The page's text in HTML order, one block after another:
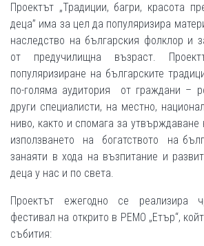
Проектът „Традиции, багри, красота
деца” има за цел да популяризира
наследство на българския фолклор и
от предучилищна възраст.
популяризиране на българските
по-голяма аудитория от граждани –
други специалисти, на местно,
ниво, както и спомага за утвърждаване
използването на богатството на
занаяти в хода на възпитание и
деца у нас и по света.
Проектът ежегодно се реализира
фестивал на открито в РЕМО „Етър“,
събития: